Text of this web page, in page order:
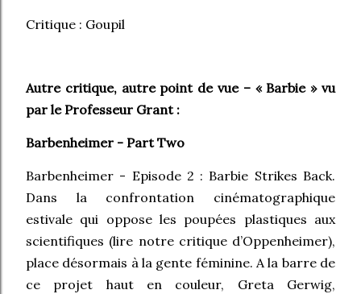
Critique : Goupil
Autre critique, autre point de vue – « Barbie » vu
par le Professeur Grant :
Barbenheimer - Part Two
Barbenheimer - Episode 2 : Barbie Strikes Back.
Dans la confrontation cinématographique
estivale qui oppose les poupées plastiques aux
scientifiques (lire notre critique d’Oppenheimer),
place désormais à la gente féminine. A la barre de
ce projet haut en couleur, Greta Gerwig,